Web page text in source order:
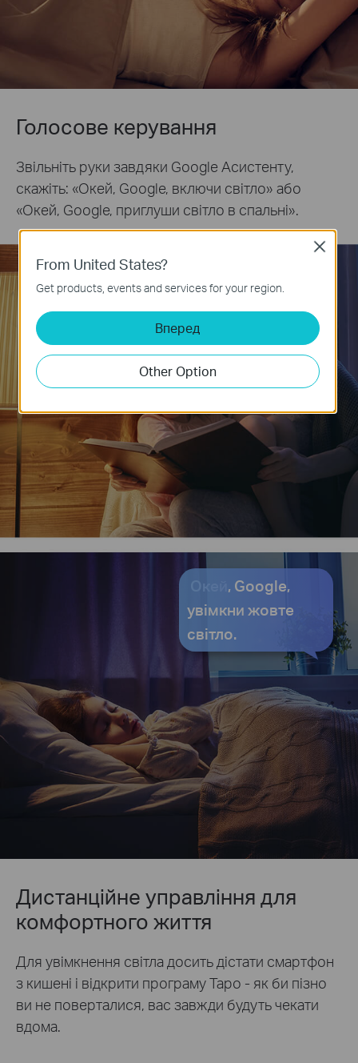
приглуши світло.
, Google,
увімкни жовте
світло.
Голосове керування
Звільніть руки завдяки Google Асистенту,
скажіть: «Окей, Google, включи світло» або
«Окей, Google, приглуши світло в спальні».
Дистанційне управління для
комфортного життя
Для увімкнення світла досить дістати смартфон
з кишені і відкрити програму Tapo - як би пізно
ви не поверталися, вас завжди будуть чекати
вдома.
From United States?
Get products, events and services for your region.
Вперед
Other Option
Close